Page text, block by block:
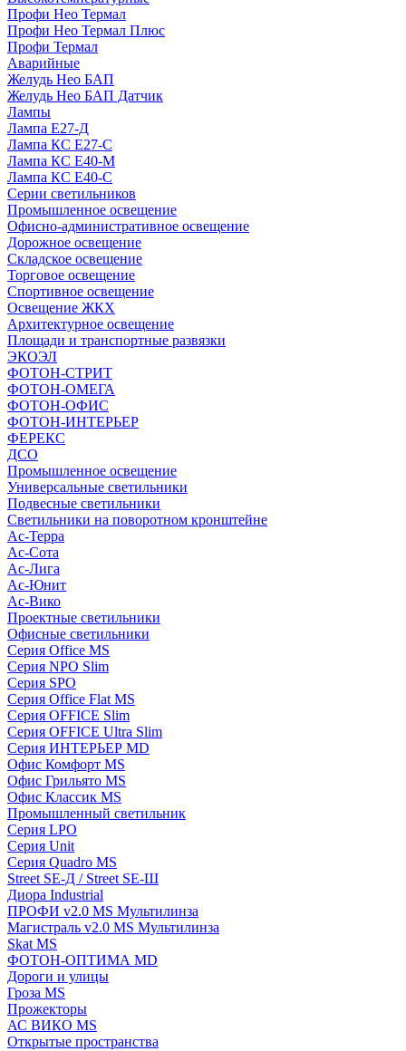
Профи Нео Термал
Профи Нео Термал Плюс
Профи Термал
Аварийные
Желудь Нео БАП
Желудь Нео БАП Датчик
Лампы
Лампа Е27-Д
Лампа КС Е27-С
Лампа КС Е40-М
Лампа КС Е40-С
Серии светильников
Промышленное освещение
Офисно-административное освещение
Дорожное освещение
Складское освещение
Торговое освещение
Спортивное освещение
Освещение ЖКХ
Архитектурное освещение
Площади и транспортные развязки
ЭКОЭЛ
ФОТОН-СТРИТ
ФОТОН-ОМЕГА
ФОТОН-ОФИС
ФОТОН-ИНТЕРЬЕР
ФЕРЕКС
ДСО
Промышленное освещение
Универсальные светильники
Подвесные светильники
Светильники на поворотном кронштейне
Ас-Терра
Ас-Сота
Ас-Лига
Ас-Юнит
Ас-Вико
Проектные светильники
Офисные светильники
Серия Office MS
Серия NPO Slim
Серия SPO
Серия Office Flat MS
Серия OFFICE Slim
Серия OFFICE Ultra Slim
Серия ИНТЕРЬЕР MD
Офис Комфорт MS
Офис Грильято MS
Офис Классик MS
Промышленный светильник
Серия LPO
Серия Unit
Серия Quadro MS
Street SE-Д / Street SE-Ш
Диора Industrial
ПРОФИ v2.0 MS Мультилинза
Магистраль v2.0 MS Мультилинза
Skat MS
ФОТОН-ОПТИМА MD
Дороги и улицы
Гроза MS
Прожекторы
АС ВИКО MS
Открытые пространства